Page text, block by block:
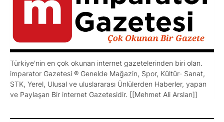
Türkiye'nin en çok okunan internet gazetelerinden biri olan.
imparator Gazetesi ® Genelde Mağazin, Spor, Kültür- Sanat,
STK, Yerel, Ulusal ve uluslararası Ünlülerden Haberler, yapan
ve Paylaşan Bir internet Gazetesidir. [[Mehmet Ali Arslan]]